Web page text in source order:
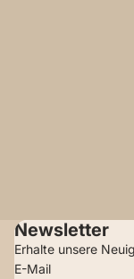
Newsletter
Erhalte unsere
E-Mail